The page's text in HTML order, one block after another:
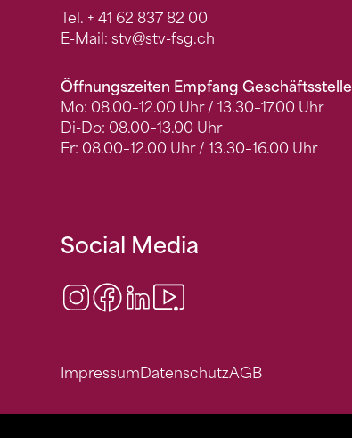
Tel. + 41 62 837 82 00
E-Mail: stv@stv-fsg.ch
Öffnungszeiten Empfang Geschäftsstelle
Mo: 08.00–12.00 Uhr / 13.30–17.00 Uhr
Di-Do: 08.00–13.00 Uhr
Fr: 08.00–12.00 Uhr / 13.30–16.00 Uhr
Social Media
Instagram
Facebook
LinkedIn
ImpressumDatenschutzAGB